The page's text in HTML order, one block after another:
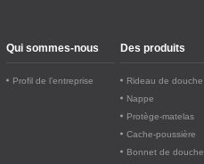
Qui sommes-nous
Profil de l’entreprise
Des produits
Rideau de douche
Nappe
Protège-matelas
Cache-poussière
Bonnet de douche